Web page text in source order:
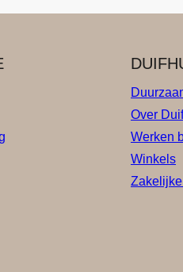
Over
Werken
Winkels